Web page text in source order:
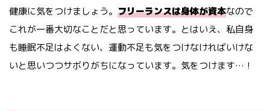
健康に気をつけましょう。 フリーランスは身体が資本なので
これが一番大切なことだと思っています。とはいえ、私自身
も睡眠不足はよくない、運動不足も気をつけなければいけな
いと思いつつサボりがちになっています。気をつけます…！